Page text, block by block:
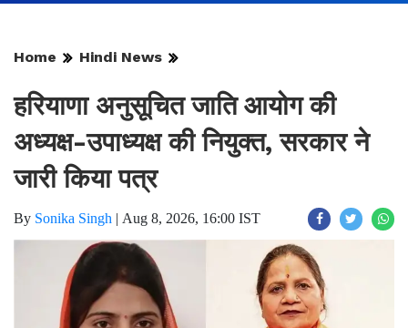
Home Hindi News
हरियाणा अनुसूचित जाति आयोग की
अध्यक्ष-उपाध्यक्ष की नियुक्त, सरकार ने
जारी किया पत्र
By Sonika Singh | Aug 8, 2026, 16:00 IST